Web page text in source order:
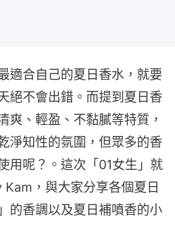
適合自己的夏日香水，就要
絕不會出錯。而提到夏日香
爽、輕盈、不黏膩等特質，
淨知性的氛圍，但眾多的香
用呢？。這次「01女生」就
，與大家分享各個夏日
的香調以及夏日補噴香的小